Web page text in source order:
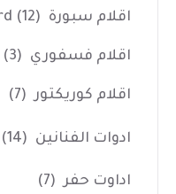
اقلام سبورة White Board (12)
اقلام فسفوري (3)
اقلام كوريكتور (7)
ادوات الفنانين (14)
اداوت حفر (7)